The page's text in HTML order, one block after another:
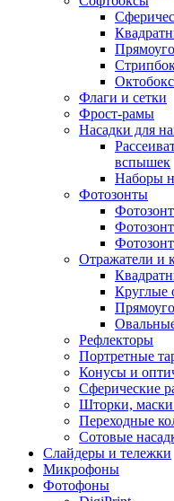
Флаги и сетки
Фрост-рамы
Насадки для
вспышек
Наборы
Фотозонты
Отражатели и
Круглые
Рефлекторы
Портретные
Конусы и
Сферические
Шторки,
Переходные
Сотовые
Слайдеры и тележки
Микрофоны
Фотофоны